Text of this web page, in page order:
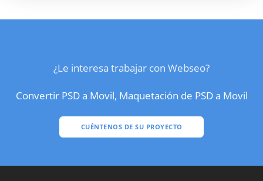
¿Le interesa trabajar con Webseo?
Convertir PSD a Movil, Maquetación de PSD a Movil
CUÉNTENOS DE SU PROYECTO